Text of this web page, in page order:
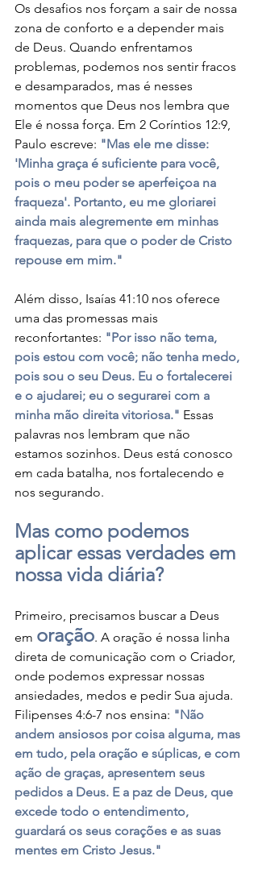
Os desafios nos forçam a sair de nossa
zona de conforto e a depender mais
de Deus. Quando enfrentamos
problemas, podemos nos sentir fracos
e desamparados, mas é nesses
momentos que Deus nos lembra que
Ele é nossa força. Em 2 Coríntios 12:9,
Paulo escreve: "Mas ele me disse:
'Minha graça é suficiente para você,
pois o meu poder se aperfeiçoa na
fraqueza'. Portanto, eu me gloriarei
ainda mais alegremente em minhas
fraquezas, para que o poder de Cristo
repouse em mim."
Além disso, Isaías 41:10 nos oferece
uma das promessas mais
reconfortantes: "Por isso não tema,
pois estou com você; não tenha medo,
pois sou o seu Deus. Eu o fortalecerei
e o ajudarei; eu o segurarei com a
minha mão direita vitoriosa." Essas
palavras nos lembram que não
estamos sozinhos. Deus está conosco
em cada batalha, nos fortalecendo e
nos segurando.
Mas como podemos
aplicar essas verdades em
nossa vida diária?
Primeiro, precisamos buscar a Deus
em oração. A oração é nossa linha
direta de comunicação com o Criador,
onde podemos expressar nossas
ansiedades, medos e pedir Sua ajuda.
Filipenses 4:6-7 nos ensina: "Não
andem ansiosos por coisa alguma, mas
em tudo, pela oração e súplicas, e com
ação de graças, apresentem seus
pedidos a Deus. E a paz de Deus, que
excede todo o entendimento,
guardará os seus corações e as suas
mentes em Cristo Jesus."